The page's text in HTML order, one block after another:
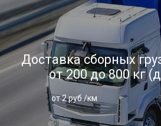
Доставка сборных
от 200 до 800 кг
от 2 руб./км